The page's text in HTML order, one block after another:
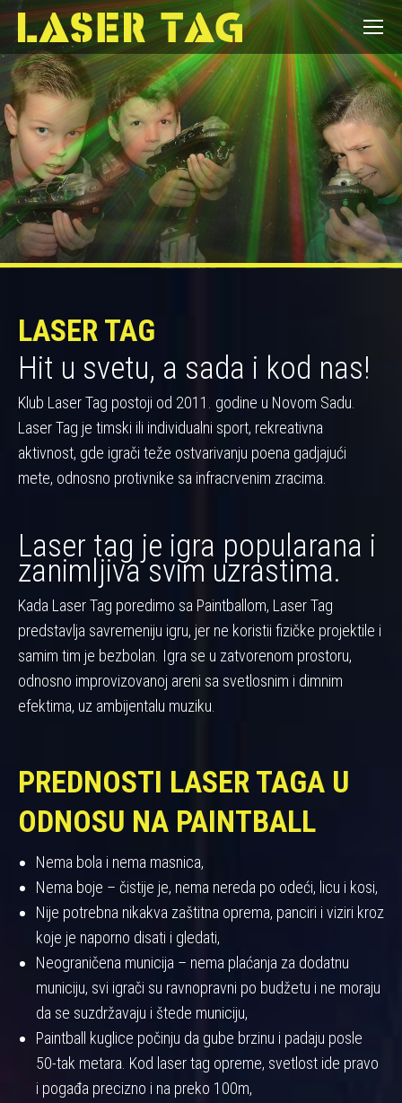
LASER TAG
Hit u svetu, a sada i kod nas!
Klub Laser Tag postoji od 2011. godine u Novom Sadu.
Laser Tag je timski ili individualni sport, rekreativna
aktivnost, gde igrači teže ostvarivanju poena gadjajući
mete, odnosno protivnike sa infracrvenim zracima.
Laser tag je igra popularana i
zanimljiva svim uzrastima.
Kada Laser Tag poredimo sa Paintballom, Laser Tag
predstavlja savremeniju igru, jer ne koristii fizičke projektile i
samim tim je bezbolan. Igra se u zatvorenom prostoru,
odnosno improvizovanoj areni sa svetlosnim i dimnim
efektima, uz ambijentalu muziku.
PREDNOSTI LASER TAGA U
ODNOSU NA PAINTBALL
Nema bola i nema masnica,
Nema boje – čistije je, nema nereda po odeći, licu i kosi,
Nije potrebna nikakva zaštitna oprema, panciri i viziri kroz
koje je naporno disati i gledati,
Neograničena municija – nema plaćanja za dodatnu
municiju, svi igrači su ravnopravni po budžetu i ne moraju
da se suzdržavaju i štede municiju,
Paintball kuglice počinju da gube brzinu i padaju posle
50-tak metara. Kod laser tag opreme, svetlost ide pravo
i pogađa precizno i na preko 100m,